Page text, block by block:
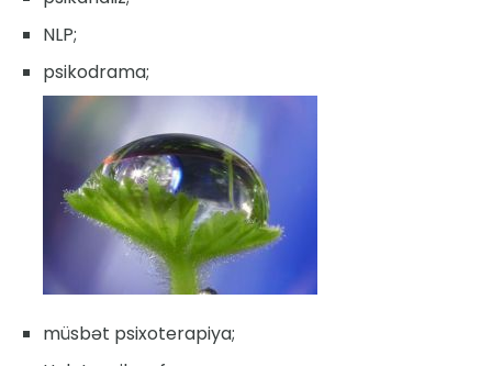
NLP;
psikodrama;
müsbət psixoterapiya;